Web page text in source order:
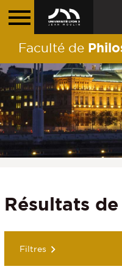
Faculté de
Résultats
Filtres